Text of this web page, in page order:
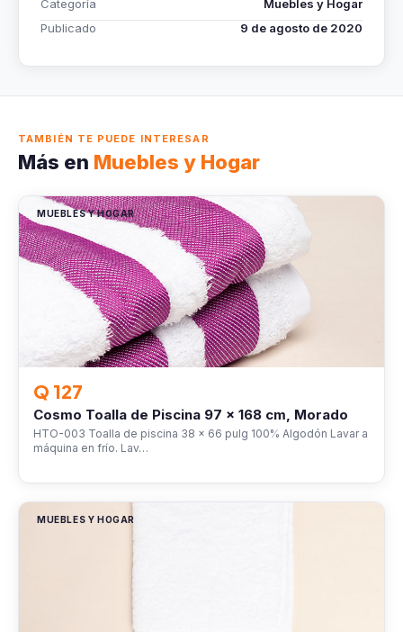
Categoría
Muebles y Hogar
Publicado
9 de agosto de 2020
TAMBIÉN TE PUEDE INTERESAR
Más en Muebles y Hogar
MUEBLES Y HOGAR
Q 127
Cosmo Toalla de Piscina 97 x 168 cm, Morado
HTO-003 Toalla de piscina 38 x 66 pulg 100% Algodón Lavar a
máquina en frío. Lav…
MUEBLES Y HOGAR